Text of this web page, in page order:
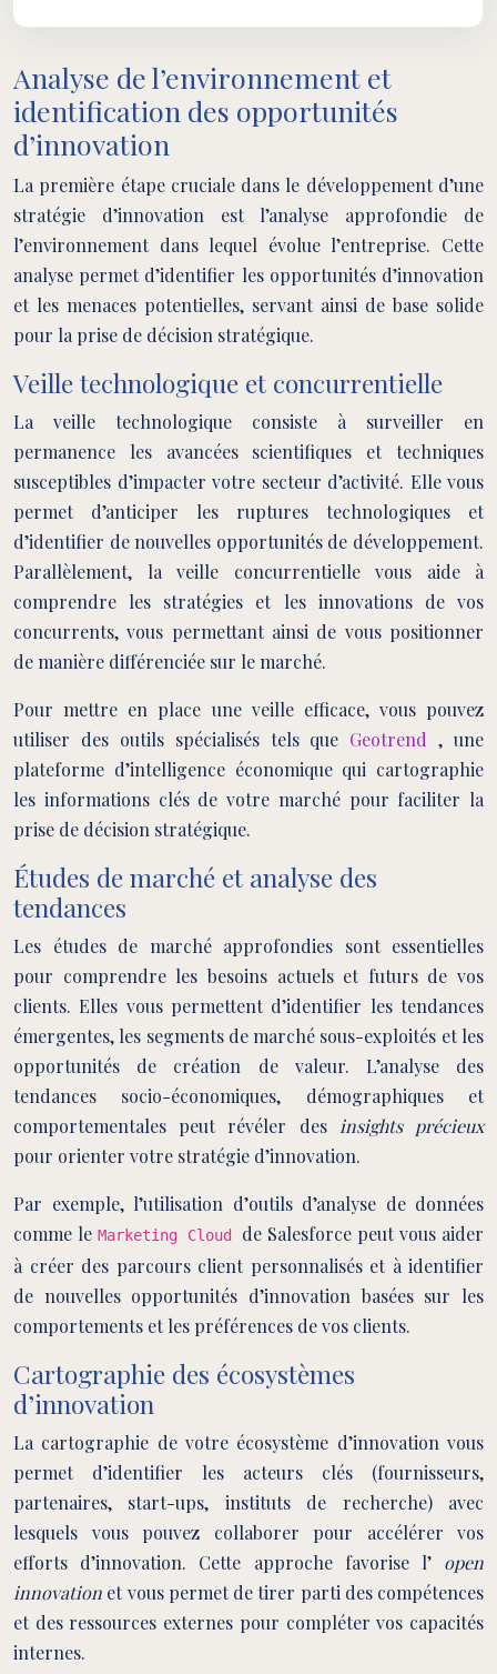
Analyse de l’environnement et
identification des opportunités
d’innovation
La première étape cruciale dans le développement d’une
stratégie d’innovation est l’analyse approfondie de
l’environnement dans lequel évolue l’entreprise. Cette
analyse permet d’identifier les opportunités d’innovation
et les menaces potentielles, servant ainsi de base solide
pour la prise de décision stratégique.
Veille technologique et concurrentielle
La veille technologique consiste à surveiller en
permanence les avancées scientifiques et techniques
susceptibles d’impacter votre secteur d’activité. Elle vous
permet d’anticiper les ruptures technologiques et
d’identifier de nouvelles opportunités de développement.
Parallèlement, la veille concurrentielle vous aide à
comprendre les stratégies et les innovations de vos
concurrents, vous permettant ainsi de vous positionner
de manière différenciée sur le marché.
Pour mettre en place une veille efficace, vous pouvez
utiliser des outils spécialisés tels que Geotrend, une
plateforme d’intelligence économique qui cartographie
les informations clés de votre marché pour faciliter la
prise de décision stratégique.
Études de marché et analyse des
tendances
Les études de marché approfondies sont essentielles
pour comprendre les besoins actuels et futurs de vos
clients. Elles vous permettent d’identifier les tendances
émergentes, les segments de marché sous-exploités et les
opportunités de création de valeur. L’analyse des
tendances socio-économiques, démographiques et
comportementales peut révéler des
insights précieux
pour orienter votre stratégie d’innovation.
Par exemple, l’utilisation d’outils d’analyse de données
comme le Marketing Cloud de Salesforce peut vous aider
à créer des parcours client personnalisés et à identifier
de nouvelles opportunités d’innovation basées sur les
comportements et les préférences de vos clients.
Cartographie des écosystèmes
d’innovation
La cartographie de votre écosystème d’innovation vous
permet d’identifier les acteurs clés (fournisseurs,
partenaires, start-ups, instituts de recherche) avec
lesquels vous pouvez collaborer pour accélérer vos
efforts d’innovation. Cette approche favorise l’ open
innovation et vous permet de tirer parti des compétences
et des ressources externes pour compléter vos capacités
internes.